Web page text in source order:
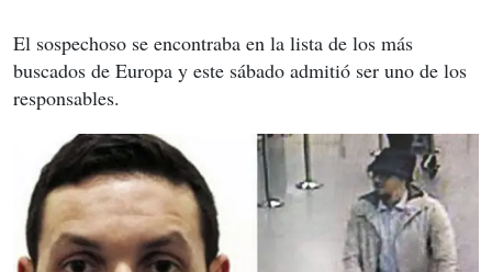
El sospechoso se encontraba en la lista de los más
buscados de Europa y este sábado admitió ser uno de los
responsables.